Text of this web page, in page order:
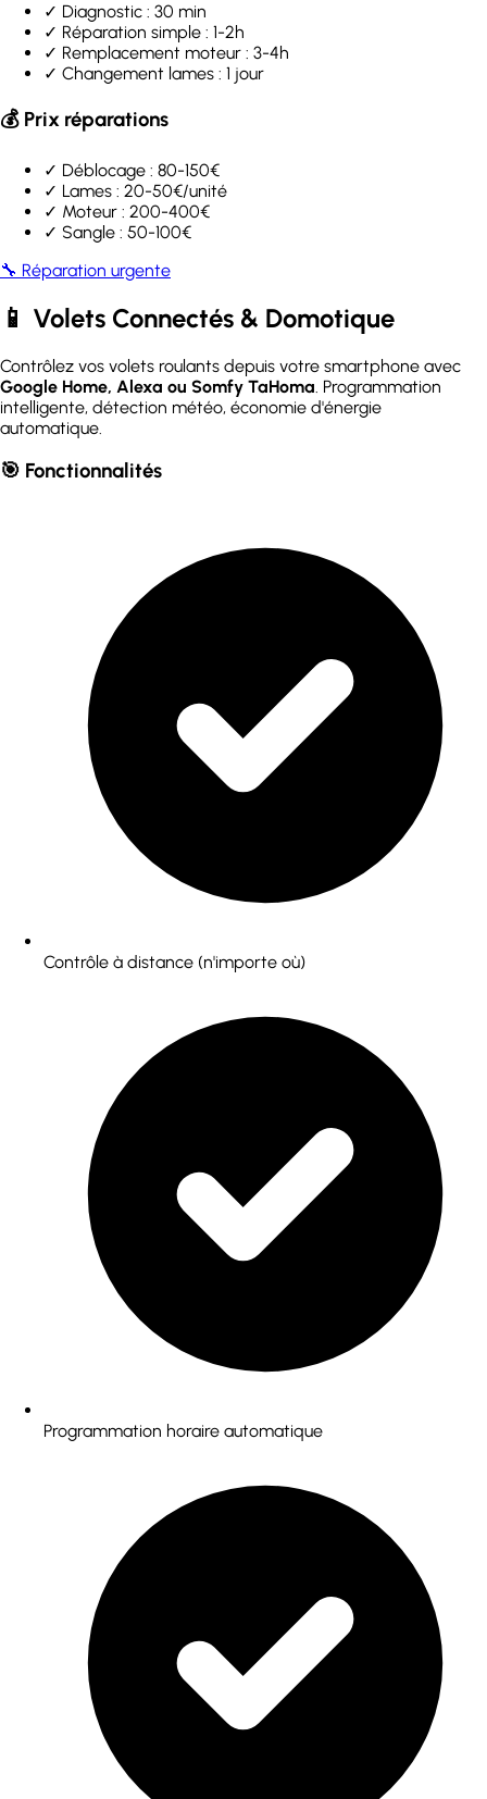
✓ Diagnostic : 30 min
✓ Réparation simple : 1-2h
✓ Remplacement moteur : 3-4h
✓ Changement lames : 1 jour
💰 Prix réparations
✓ Déblocage : 80-150€
✓ Lames : 20-50€/unité
✓ Moteur : 200-400€
✓ Sangle : 50-100€
🔧 Réparation urgente
📱 Volets Connectés & Domotique
Contrôlez vos volets roulants depuis votre smartphone avec
Google Home, Alexa ou Somfy TaHoma . Programmation
intelligente, détection météo, économie d'énergie
automatique.
🎯 Fonctionnalités
Contrôle à distance (n'importe où)
Programmation horaire automatique